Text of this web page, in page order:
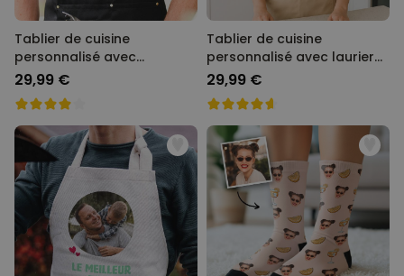
Tablier de cuisine
personnalisé avec
monogramme
29,99 €
Tablier de cuisine
personnalisé avec laurier
et texte
29,99 €